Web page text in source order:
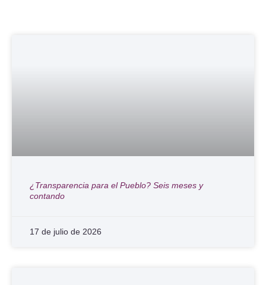
¿Transparencia para el Pueblo? Seis meses y
contando
17 de julio de 2026